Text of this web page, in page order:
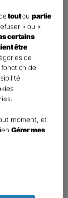
toutoupartie
» ou «
certains
être
de
de
moment, et
Gérer mes